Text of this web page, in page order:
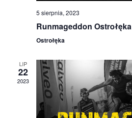
5 sierpnia, 2023
Runmageddon Ostrołęka
Ostrołęka
LIP
22
2023